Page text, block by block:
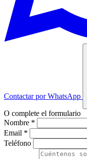
Contactar por WhatsApp
O complete el formulario
Nombre *
Email *
Teléfono